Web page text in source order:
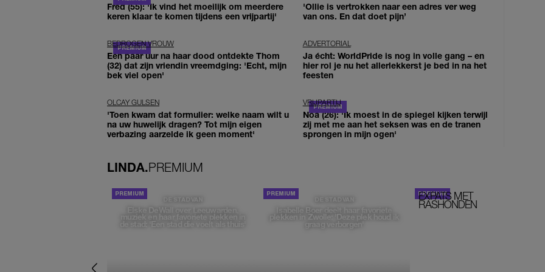
Fred (55): 'Ik vind het moeilijk om meerdere
keren klaar te komen tijdens een vrijpartij'
'Ollie is vertrokken naar een adres ver weg
van ons. En dat doet pijn’
BEDROGEN VROUW
Een paar uur na haar dood ontdekte Thom
(32) dat zijn vriendin vreemdging: 'Echt, mijn
bek viel open'
ADVERTORIAL
Ja écht: WorldPride is nog in volle gang – en
hier rol je nu het allerlekkerst je bed in na het
feesten
OLCAY GULSEN
'Toen kwam dat formulier: welke naam wilt u
na uw huwelijk dragen? Tot mijn eigen
verbazing aarzelde ik geen moment'
VRIJPARTIJ
Noa (26): 'Ik moest in de spiegel kijken terwijl
zij met me aan het seksen was en de tranen
sprongen in mijn ogen'
LINDA.PREMIUM
DE STAD VAN
Elske DeWall over Leeuwarden,
muziek en haar favoriete plekken in
de stad: 'Een stad die voelt als thuis'
DE STAD VAN
Isabelle Boer deelt haar favoriete
plekken in Zwolle: 'Deze plek houd ik
graag verborgen'
EXPATS MET
RASHONDEN